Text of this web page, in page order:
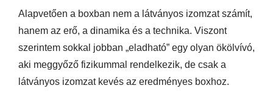
Alapvetően a boxban nem a látványos izomzat számít,
hanem az erő, a dinamika és a technika. Viszont
szerintem sokkal jobban „eladható” egy olyan ökölvívó,
aki meggyőző fizikummal rendelkezik, de csak a
látványos izomzat kevés az eredményes boxhoz.